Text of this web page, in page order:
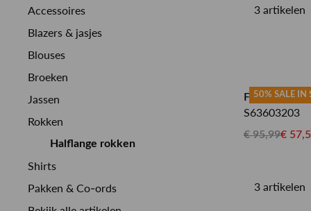
Accessoires
Blazers & jasjes
Blouses
Broeken
Jassen
Rokken
Halflange rokken
Shirts
Pakken & Co-ords
3 artikelen
50% SALE IN
FRANK
S63603203
€ 95,99€
3 artikelen